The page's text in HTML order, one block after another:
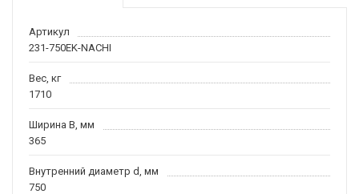
Артикул
231-750EK-NACHI
Вес, кг
1710
Ширина B, мм
365
Внутренний диаметр d, мм
750